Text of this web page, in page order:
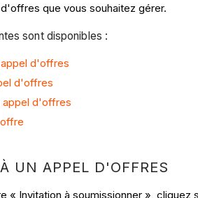
que vous souhaitez gérer.
sont disponibles :
appel d'offres
d'offres
appel d'offres
UN APPEL D'OFFRES
« Invitation à soumissionner », cliquez